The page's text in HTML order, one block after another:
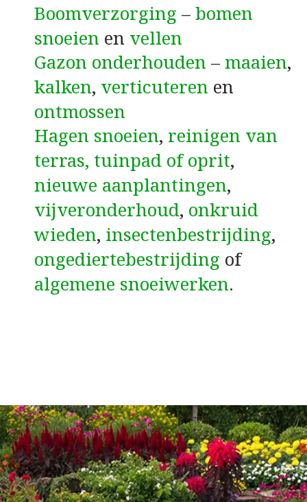
Boomverzorging –bomen
snoeien en vellen
Gazon onderhouden –maaien,
kalken, verticuteren en
ontmossen
Hagen snoeien, reinigen van
terras, tuinpad of oprit,
nieuwe aanplantingen,
vijveronderhoud, onkruid
wieden, insectenbestrijding,
ongediertebestrijding of
algemene snoeiwerken.